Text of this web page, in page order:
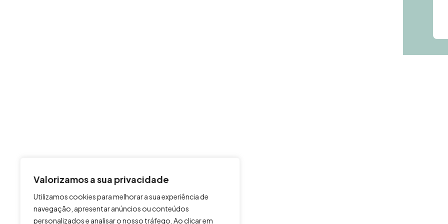
Valorizamos a sua privacidade
Utilizamos cookies para melhorar a sua experiência de
navegação, apresentar anúncios ou conteúdos
personalizados e analisar o nosso tráfego. Ao clicar em